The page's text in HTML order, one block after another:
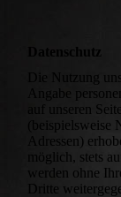
Datenschutz
Die Nutzung
Angabe
auf unseren
Adressen)
möglich, stets
werden ohne
Dritte